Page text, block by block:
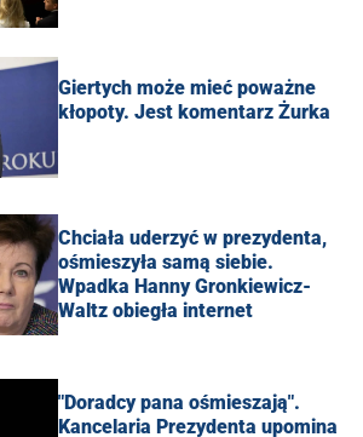
Giertych może mieć poważne
kłopoty. Jest komentarz Żurka
Chciała uderzyć w prezydenta,
ośmieszyła samą siebie.
Wpadka Hanny Gronkiewicz-
Waltz obiegła internet
"Doradcy pana ośmieszają".
Kancelaria Prezydenta upomina